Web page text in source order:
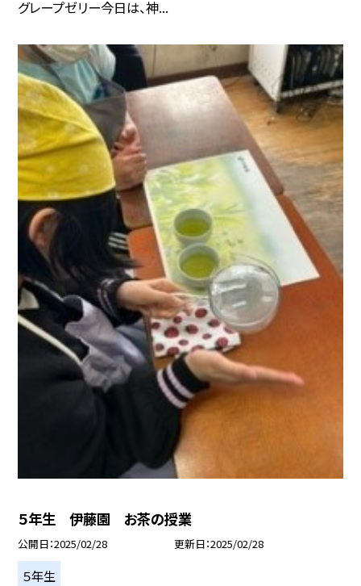
グレープゼリー今日は、神...
５年生 伊藤園 お茶の授業
公開日 2025/02/28 更新日 2025/02/28
５年生